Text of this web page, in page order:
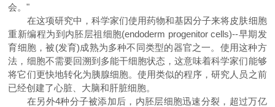
会。"
在这项研究中，科学家们使用药物和基因分子来将皮肤细胞
重新编程为到内胚层祖细胞(endoderm progenitor cells)--早期发
育细胞，被(发育)成熟为多种不同类型的器官之一。使用这种方
法，细胞不需要回溯到多能干细胞状态，这意味着科学家们能够
将它们更快地转化为胰腺细胞。使用类似的程序，研究人员之前
已经创建了心脏、大脑和肝脏细胞。
在另外4种分子被添加后，内胚层细胞迅速分裂，超过万亿